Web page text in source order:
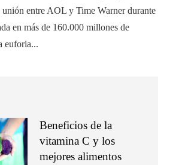
entre AOL y Time Warner durante
en más de 160.000 millones de
euforia...
Beneficios de la
vitamina C y los
mejores alimentos